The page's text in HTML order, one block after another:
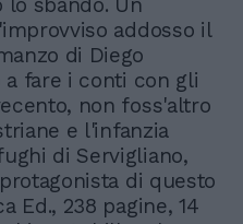
sbando. Un
addosso il
di Diego
a fare i conti con gli
non foss'altro
e l'infanzia
di Servigliano,
di questo
Ed., 238 pagine, 14